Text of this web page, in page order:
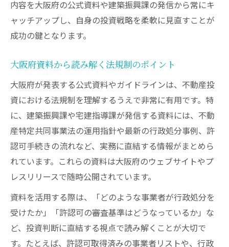
内容を大阪府の公式資料や建築振興課の発信から常にキ
ャッチアップし、自身の投資戦略を柔軟に見直すことが
成功の鍵となります。
大阪府資料から読み解く法規制のポイント
大阪府が発表する公式資料やガイドラインは、不動産投
資における法規制を理解するうえで非常に有用です。特
に、建築振興課や宅建指導課が発信する資料には、不動
産特定共同事業法の運用指針や最新の行政処分事例、許
認可手続きの流れなど、実務に直結する情報がまとめら
れています。これらの資料は大阪府のウェブサイトやプ
レスリリースで随時公開されています。
資料を活用する際は、「どのような事業者が行政処分を
受けたか」「許認可の審査基準はどうなっているか」な
ど、投資判断に直結する視点で読み解くことが大切で
す。たとえば、許認可取得済みの事業者リストや、行政